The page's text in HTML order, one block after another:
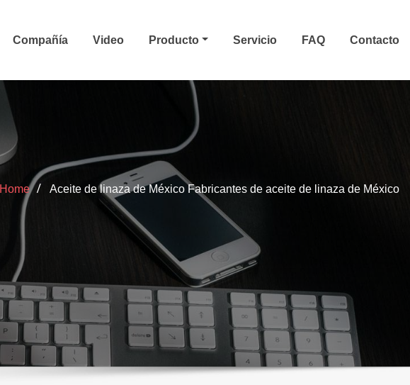
Compañía Video Producto Servicio FAQ Contacto
Home Aceite de linaza de México Fabricantes de aceite de linaza de México